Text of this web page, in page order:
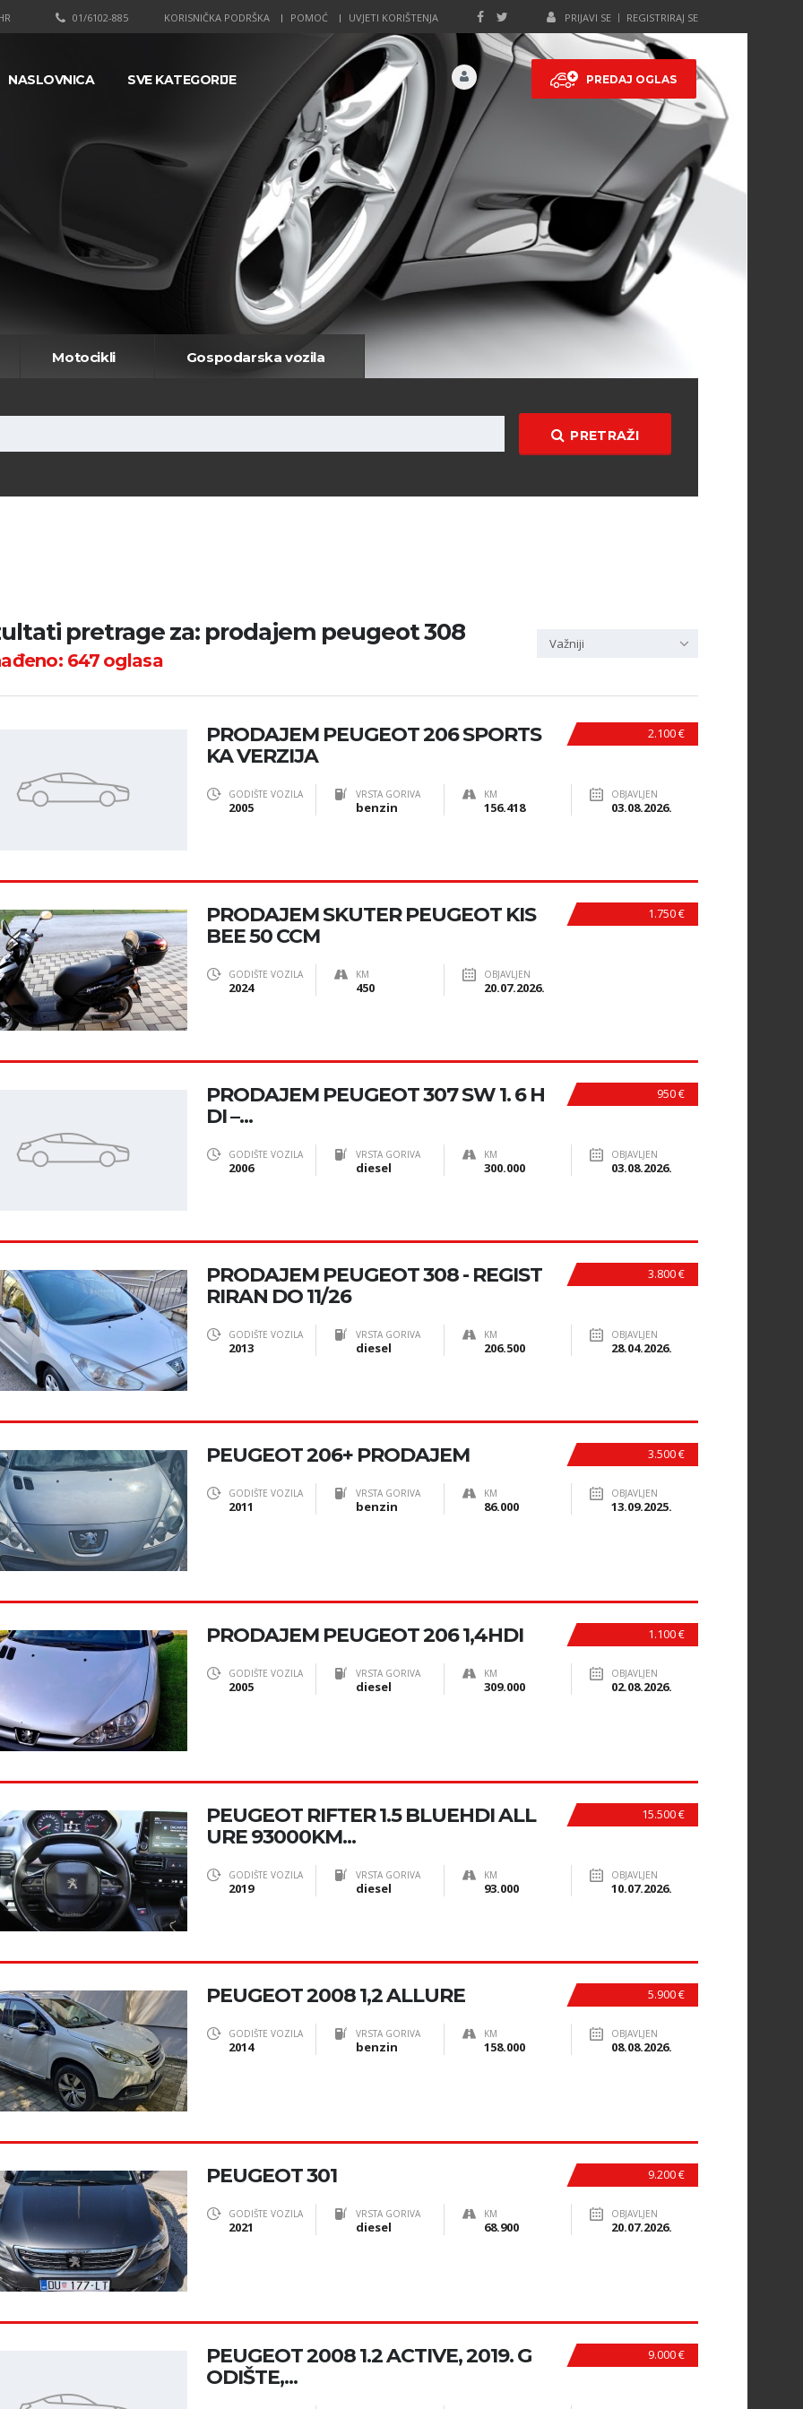
PRIJAVI SE REGISTRIRAJ SE
KORISNIČKA PODRŠKA POMOĆ UVJETI KORIŠTENJA
01/6102-885
PREDAJ OGLAS
NASLOVNICA SVE KATEGORIJE
Motocikli Gospodarska vozila
PRETRAŽI
pretrage za: prodajem peugeot 308
647oglasa
Važniji
2.100 €
PRODAJEM PEUGEOT 206 SPORTS
KA VERZIJA
GODIŠTE VOZILA
2005
VRSTA GORIVA
benzin
KM
156.418
OBJAVLJEN
03.08.2026.
1.750 €
PRODAJEM SKUTER PEUGEOT KIS
BEE 50 CCM
GODIŠTE VOZILA
2024
KM
450
OBJAVLJEN
20.07.2026.
950 €
PRODAJEM PEUGEOT 307 SW 1. 6 H
DI –...
GODIŠTE VOZILA
2006
VRSTA GORIVA
diesel
KM
300.000
OBJAVLJEN
03.08.2026.
3.800 €
PRODAJEM PEUGEOT 308 - REGIST
RIRAN DO 11/26
GODIŠTE VOZILA
2013
VRSTA GORIVA
diesel
KM
206.500
OBJAVLJEN
28.04.2026.
3.500 €
PEUGEOT 206+ PRODAJEM
GODIŠTE VOZILA
2011
VRSTA GORIVA
benzin
KM
86.000
OBJAVLJEN
13.09.2025.
1.100 €
PRODAJEM PEUGEOT 206 1,4HDI
GODIŠTE VOZILA
2005
VRSTA GORIVA
diesel
KM
309.000
OBJAVLJEN
02.08.2026.
15.500 €
PEUGEOT RIFTER 1.5 BLUEHDI ALL
URE 93000KM...
GODIŠTE VOZILA
2019
VRSTA GORIVA
diesel
KM
93.000
OBJAVLJEN
10.07.2026.
5.900 €
PEUGEOT 2008 1,2 ALLURE
GODIŠTE VOZILA
2014
VRSTA GORIVA
benzin
KM
158.000
OBJAVLJEN
08.08.2026.
9.200 €
PEUGEOT 301
GODIŠTE VOZILA
2021
VRSTA GORIVA
diesel
KM
68.900
OBJAVLJEN
20.07.2026.
9.000 €
PEUGEOT 2008 1.2 ACTIVE, 2019. G
ODIŠTE,...